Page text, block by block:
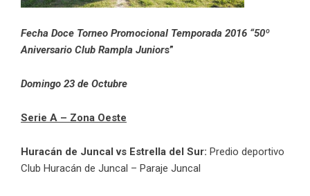
Fecha Doce Torneo Promocional Temporada 2016 “50º
Aniversario Club Rampla Juniors”
Domingo 23 de Octubre
Serie A – Zona Oeste
Huracán de Juncal vs Estrella del Sur: Predio deportivo
Club Huracán de Juncal – Paraje Juncal